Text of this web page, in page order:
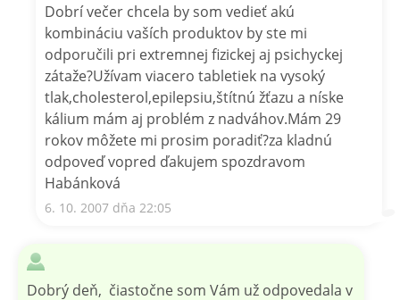
Dobrí večer chcela by som vedieť akú
kombináciu vaších produktov by ste mi
odporučili pri extremnej fizickej aj psichyckej
zátaže?Užívam viacero tabletiek na vysoký
tlak,cholesterol,epilepsiu,štítnú žťazu a níske
kálium mám aj problém z nadváhov.Mám 29
rokov môžete mi prosim poradiť?za kladnú
odpoveď vopred ďakujem spozdravom
Habánková
6. 10. 2007 dňa 22:05
Dobrý deň, čiastočne som Vám už odpovedala v